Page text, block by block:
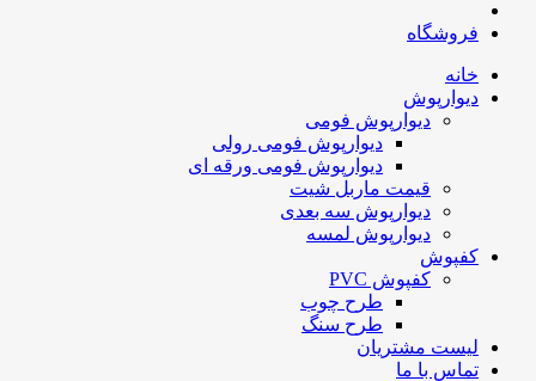
فروشگاه
خانه
دیوارپوش
دیوارپوش فومی
دیوارپوش فومی رولی
دیوارپوش فومی ورقه ای
قیمت ماربل شیت
دیوارپوش سه بعدی
دیوارپوش لمسه
کفپوش
کفپوش PVC
طرح چوب
طرح سنگ
لیست مشتریان
تماس با ما